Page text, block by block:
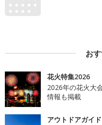
お
花火特集2026
2026年の花火大
情報も掲載
アウトドアガイド